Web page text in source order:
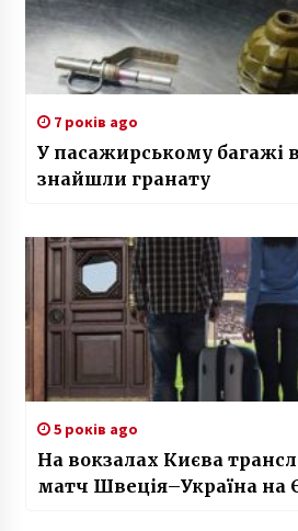
7 років ago
У пасажирському багажі
знайшли гранату
5 років ago
На вокзалах Києва
матч Швеція–Україна на